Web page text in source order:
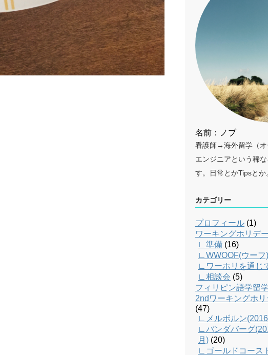
名前：ノブ
看護師→海外留学（
エンジニアという稀
す。日常とかTipsとか
カテゴリー
プロフィール (1)
ワーキングホリデ
∟準備 (16)
∟WWOOF(ウーフ)
∟ワーホリを通じ
∟相談会 (5)
フィリピン語学留学
2ndワーキングホ
(47)
∟メルボルン
∟バンダバーグ
月) (20)
∟ゴールドコース